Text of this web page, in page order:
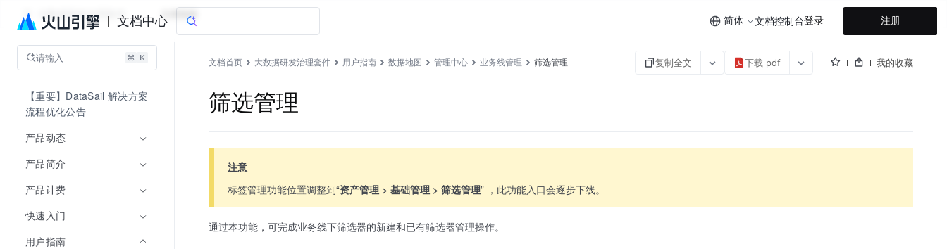
文档中心 简体 文档控制台登录 注册
大数据研发治理套件 文档指南
请输入
【重要】DataSail 解决方案
流程优化公告
产品动态
产品简介
产品计费
快速入门
用户指南
文档首页 大数据研发治理套件 用户指南 数据地图 管理中心 业务线管理 筛选管理 复制全文 下载 pdf 我的收藏
筛选管理
注意
标签管理功能位置调整到“资产管理 > 基础管理 > 筛选管理” ，此功能入口会逐步下线。
通过本功能，可完成业务线下筛选器的新建和已有筛选器管理操作。